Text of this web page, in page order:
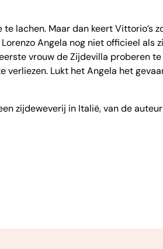
lachen. Maar dan keert Vittorio’s
Angela nog niet officieel als
vrouw de Zijdevilla proberen te
verliezen. Lukt het Angela het
zijdeweverij in Italië, van de